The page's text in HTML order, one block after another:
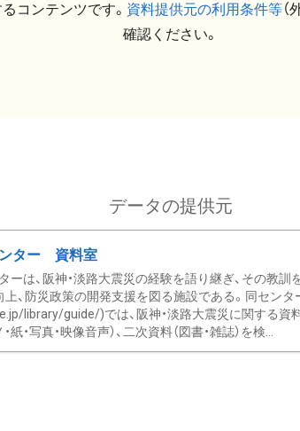
コンテンツです。 資料提供元の利用条件等
確認ください。
データの提供元
ター 資料室
ーは、阪神・淡路大震災の経験を語り継ぎ、その教
上、防災政策の開発支援を図る施設である。同センタ
library/guide/)では、阪神・淡路大震災に関する資
紙・写真・映像音声）、二次資料（図書・雑誌）を検...